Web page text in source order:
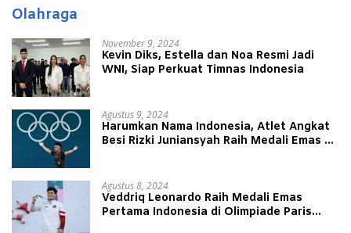
Olahraga
November 9, 2024
Kevin Diks, Estella dan Noa Resmi Jadi
WNI, Siap Perkuat Timnas Indonesia
Agustus 9, 2024
Harumkan Nama Indonesia, Atlet Angkat
Besi Rizki Juniansyah Raih Medali Emas di
Agustus 8, 2024
Veddriq Leonardo Raih Medali Emas
Pertama Indonesia di Olimpiade Paris